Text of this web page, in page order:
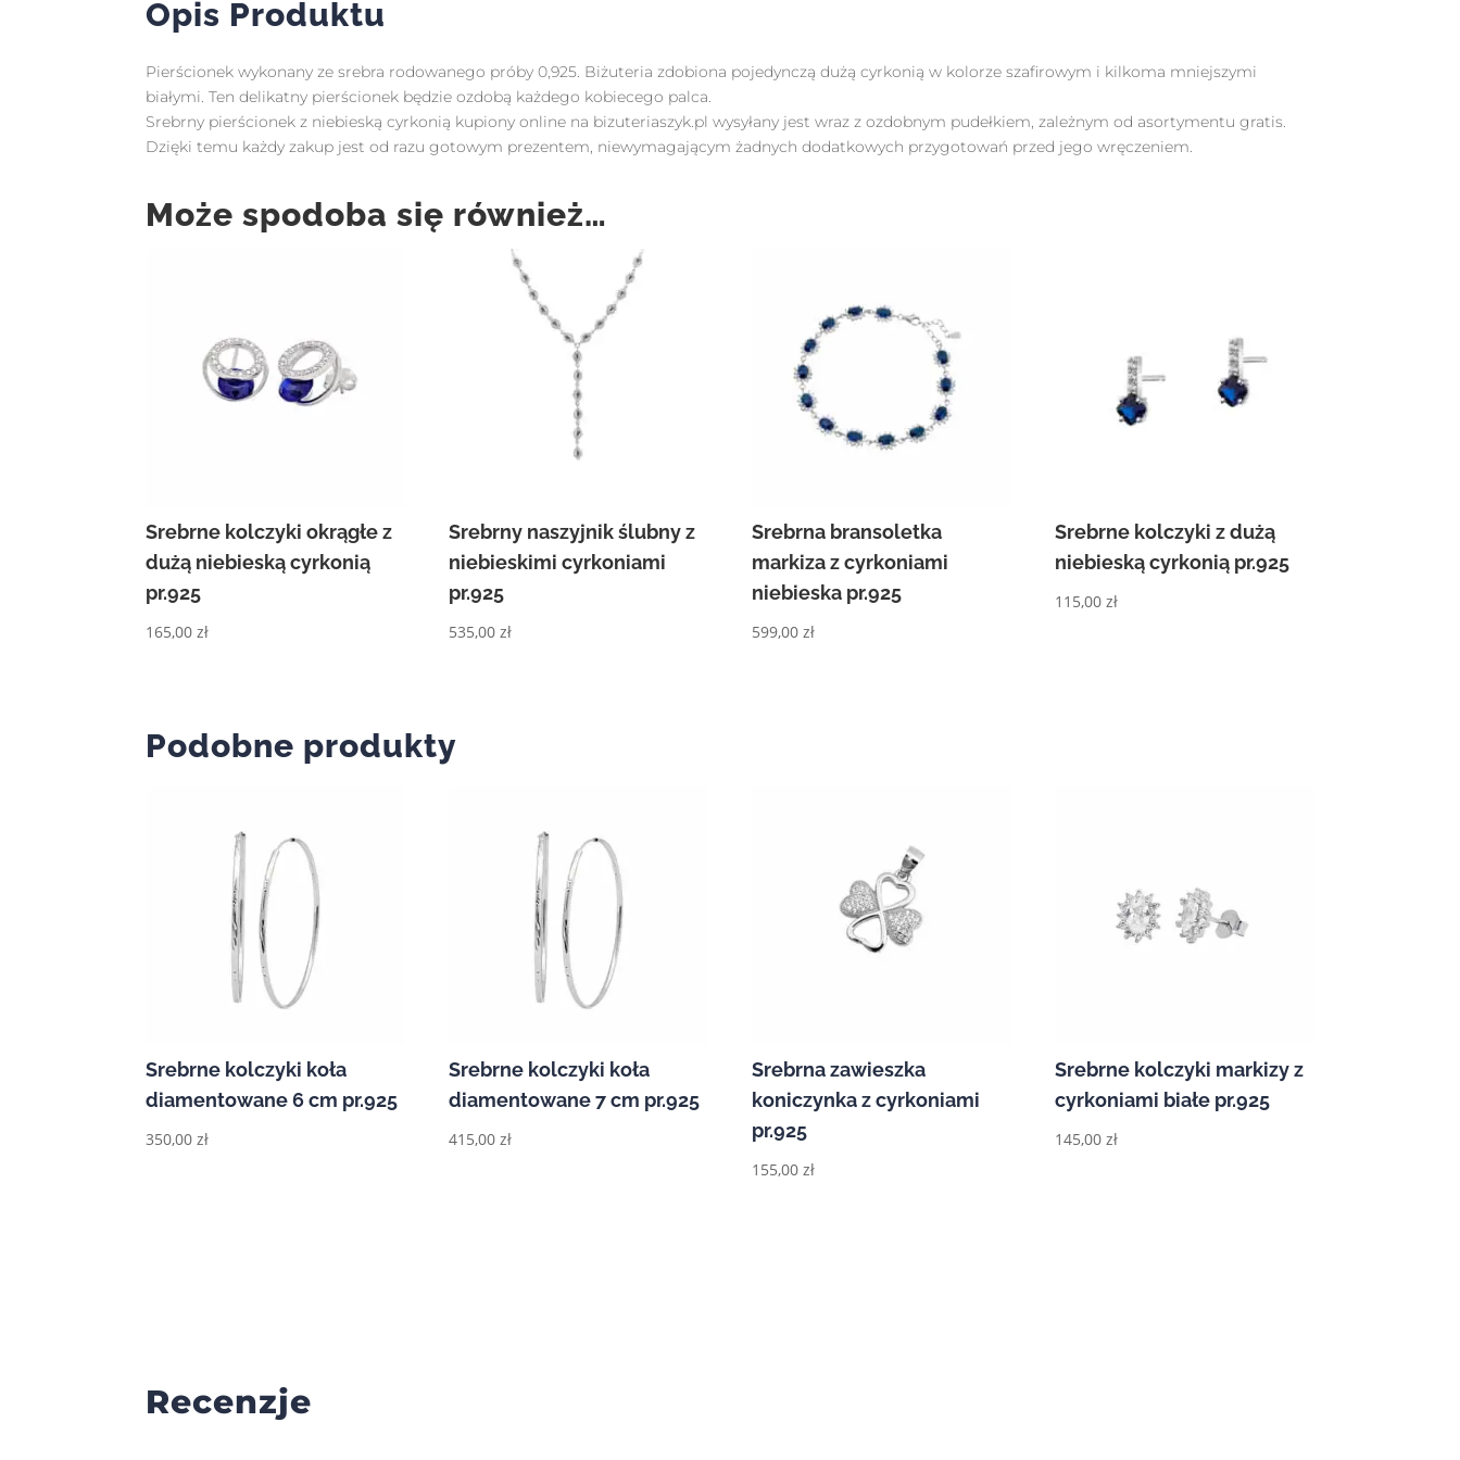
Opis Produktu
Pierścionek wykonany ze srebra rodowanego próby 0,925. Biżuteria zdobiona pojedynczą dużą cyrkonią w kolorze szafirowym i kilkoma mniejszymi
białymi. Ten delikatny pierścionek będzie ozdobą każdego kobiecego palca.
Srebrny pierścionek z niebieską cyrkonią kupiony online na bizuteriaszyk.pl wysyłany jest wraz z ozdobnym pudełkiem, zależnym od asortymentu gratis.
Dzięki temu każdy zakup jest od razu gotowym prezentem, niewymagającym żadnych dodatkowych przygotowań przed jego wręczeniem.
Może spodoba się również…
Srebrne kolczyki okrągłe z
dużą niebieską cyrkonią
pr.925
165,00zł
Srebrny naszyjnik ślubny z
niebieskimi cyrkoniami
pr.925
535,00zł
Srebrna bransoletka
markiza z cyrkoniami
niebieska pr.925
599,00zł
Srebrne kolczyki z dużą
niebieską cyrkonią pr.925
115,00zł
Podobne produkty
Srebrne kolczyki koła
diamentowane 6 cm pr.925
350,00zł
Srebrne kolczyki koła
diamentowane 7 cm pr.925
415,00zł
Srebrna zawieszka
koniczynka z cyrkoniami
pr.925
155,00zł
Srebrne kolczyki markizy z
cyrkoniami białe pr.925
145,00zł
Recenzje